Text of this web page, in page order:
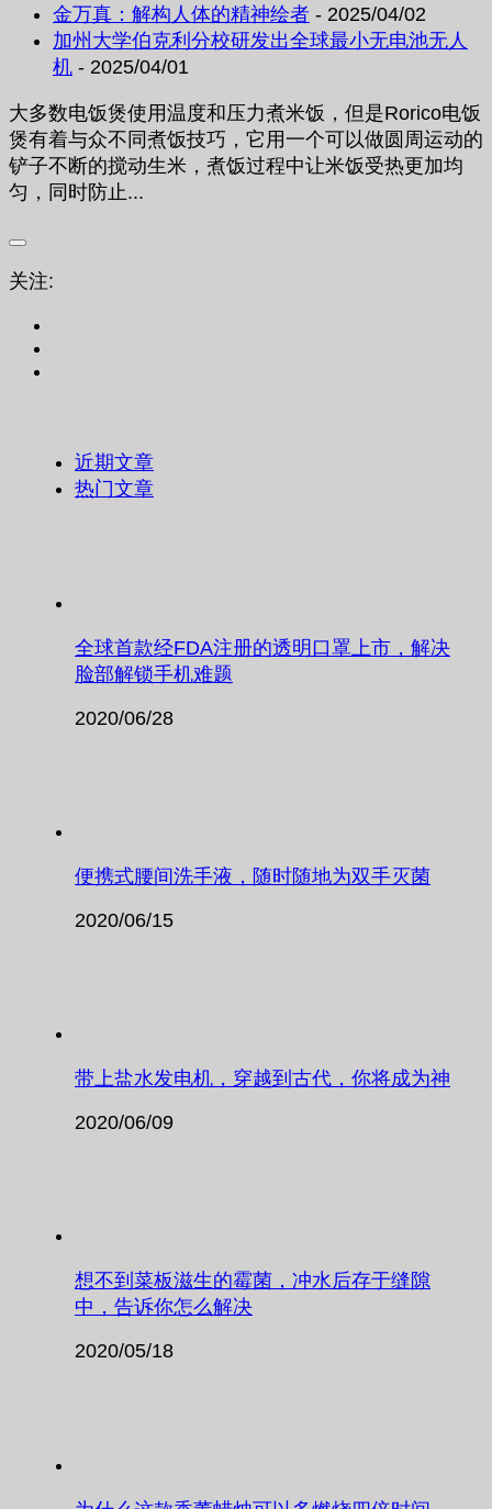
金万真：解构人体的精神绘者 - 2025/04/02
加州大学伯克利分校研发出全球最小无电池无人
机 - 2025/04/01
大多数电饭煲使用温度和压力煮米饭，但是Rorico电饭
煲有着与众不同煮饭技巧，它用一个可以做圆周运动的
铲子不断的搅动生米，煮饭过程中让米饭受热更加均
匀，同时防止...
关注:
近期文章
热门文章
全球首款经FDA注册的透明口罩上市，解决
脸部解锁手机难题
2020/06/28
便携式腰间洗手液，随时随地为双手灭菌
2020/06/15
带上盐水发电机，穿越到古代，你将成为神
2020/06/09
想不到菜板滋生的霉菌，冲水后存于缝隙
中，告诉你怎么解决
2020/05/18